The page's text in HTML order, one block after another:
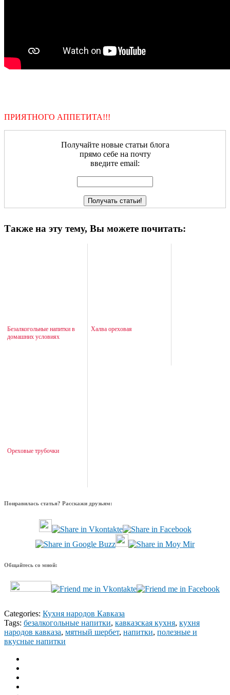
ПРИЯТНОГО АППЕТИТА!!!
Получайте новые статьи блога
прямо себе на почту
введите email:
Также на эту тему, Вы можете почитать:
Безалкогольные напитки в
домашних условиях
Халва ореховая
Ореховые трубочки
Понравилась статья? Расскажи друзьям:
Общайтесь со мной:
Categories: Кухня народов Кавказа
Tags: безалкогольные напитки, кавказская кухня, кухня
народов кавказа, мятный шербет, напитки, полезные и
вкусные напитки